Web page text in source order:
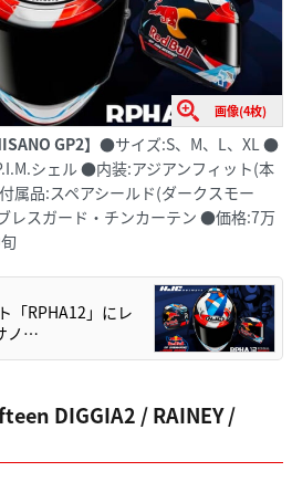
画像(4枚)
GP2】 ●サイズ:S、M、L、XL ●
シェル ●内装:アジアンフィット(本
品:スペアシールド(ダークスモー
レスガード・チンカーテン ●価格:7万
「RPHA12」にレ
ノ…
DIGGIA2 / RAINEY /